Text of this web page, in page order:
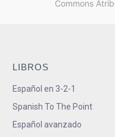
Commons
LIBROS
Español en 3-2-1
Spanish To The Point
Español avanzado